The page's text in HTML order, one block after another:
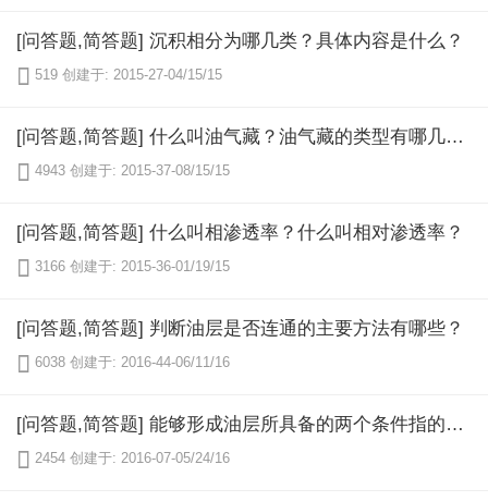
[问答题,简答题] 沉积相分为哪几类？具体内容是什么？
 519 创建于: 2015-27-04/15/15
[问答题,简答题] 什么叫油气藏？油气藏的类型有哪几种？
 4943 创建于: 2015-37-08/15/15
[问答题,简答题] 什么叫相渗透率？什么叫相对渗透率？
 3166 创建于: 2015-36-01/19/15
[问答题,简答题] 判断油层是否连通的主要方法有哪些？
 6038 创建于: 2016-44-06/11/16
[问答题,简答题] 能够形成油层所具备的两个条件指的是什么？
 2454 创建于: 2016-07-05/24/16